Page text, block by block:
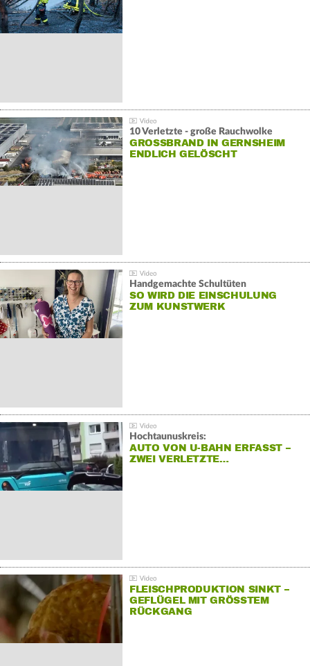
10 Verletzte - große Rauchwolke
GROSSBRAND IN GERNSHEIM E
NDLICH GELÖSCHT
Handgemachte Schultüten
SO WIRD DIE EINSCHULUNG
ZUM KUNSTWERK
Hochtaunuskreis:
AUTO VON U-BAHN ERFASST –
ZWEI VERLETZTE…
FLEISCHPRODUKTION SINKT –
GEFLÜGEL MIT GRÖSSTEM R
ÜCKGANG